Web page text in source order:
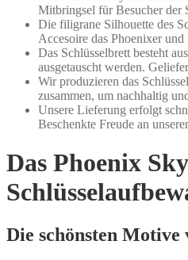
Mitbringsel für Besucher der
Die filigrane Silhouette des
Accesoire das Phoenixer
Das Schlüsselbrett besteht
ausgetauscht werden.
Wir produzieren das
zusammen, um nachhaltig
Unsere Lieferung erfolgt
Beschenkte Freude an
Das Phoenix
Die schönsten Motive